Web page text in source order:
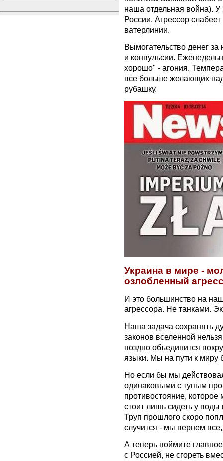
наша отдельная война). У
России. Агрессор
ватерлинии.
Вымогательство денег
и конвульсии.
хорошо" - агония.
все больше желающих
рубашку.
Украина в мире -
озлобленный
И это большинство на
агрессора. Не танками.
Наша задача сохранять
законов вселенной
поздно объединится
языки. Мы на пути к миру
Но если бы мы
одинаковыми с тупым
противостояние,
стоит лишь сидеть у воды
Труп прошлого скоро
случится - мы вернем
А теперь поймите
с Россией, не сгореть